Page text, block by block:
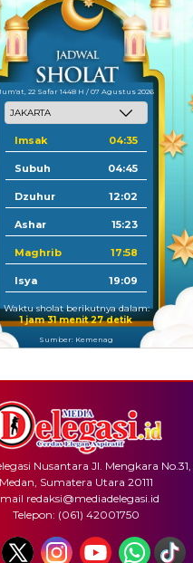
22 Safar 1448 H / 07 Agustus 2026
Imsak 04:35
Subuh 04:45
Dzuhur 12:02
Ashar 15:23
Maghrib 17:58
Isya 19:09
Waktu sholat berikutnya dalam:
1 jam 31 menit 27 detik
Sumber: Kemenag
Nusantara Jl. Mengkara
Medan, Sumatera Utara 20111
redaksi@mediadelegasi.id
Telepon: (061) 42001750